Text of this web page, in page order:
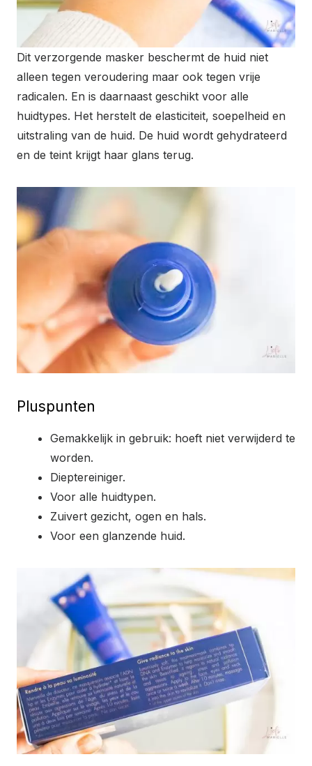
Dit verzorgende masker beschermt de huid niet
alleen tegen veroudering maar ook tegen vrije
radicalen. En is daarnaast geschikt voor alle
huidtypes. Het herstelt de elasticiteit, soepelheid en
uitstraling van de huid. De huid wordt gehydrateerd
en de teint krijgt haar glans terug.
Pluspunten
Gemakkelijk in gebruik: hoeft niet verwijderd te
worden.
Dieptereiniger.
Voor alle huidtypen.
Zuivert gezicht, ogen en hals.
Voor een glanzende huid.